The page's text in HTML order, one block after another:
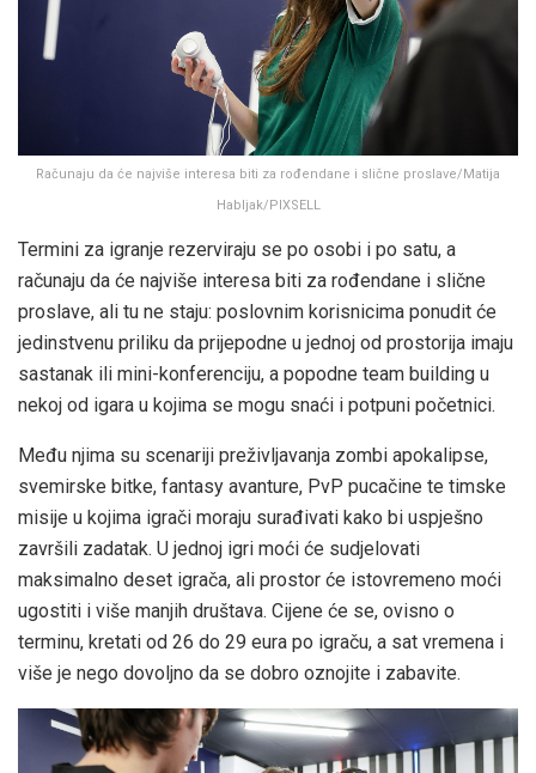
Računaju da će najviše interesa biti za rođendane i slične proslave/Matija
Habljak/PIXSELL
Termini za igranje rezerviraju se po osobi i po satu, a
računaju da će najviše interesa biti za rođendane i slične
proslave, ali tu ne staju: poslovnim korisnicima ponudit će
jedinstvenu priliku da prijepodne u jednoj od prostorija imaju
sastanak ili mini-konferenciju, a popodne team building u
nekoj od igara u kojima se mogu snaći i potpuni početnici.
Među njima su scenariji preživljavanja zombi apokalipse,
svemirske bitke, fantasy avanture, PvP pucačine te timske
misije u kojima igrači moraju surađivati kako bi uspješno
završili zadatak. U jednoj igri moći će sudjelovati
maksimalno deset igrača, ali prostor će istovremeno moći
ugostiti i više manjih društava. Cijene će se, ovisno o
terminu, kretati od 26 do 29 eura po igraču, a sat vremena i
više je nego dovoljno da se dobro oznojite i zabavite.